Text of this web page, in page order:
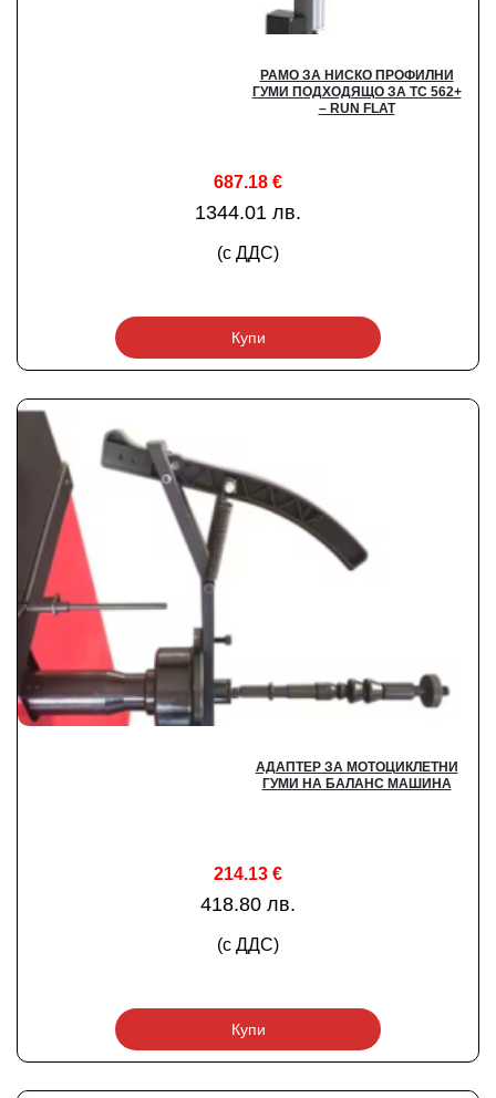
РАМО ЗА НИСКО ПРОФИЛНИ
ГУМИ ПОДХОДЯЩО ЗА ТС 562+
– RUN FLAT
687.18 €
1344.01 лв.
(с ДДС)
Купи
АДАПТЕР ЗА МОТОЦИКЛЕТНИ
ГУМИ НА БАЛАНС МАШИНА
214.13 €
418.80 лв.
(с ДДС)
Купи